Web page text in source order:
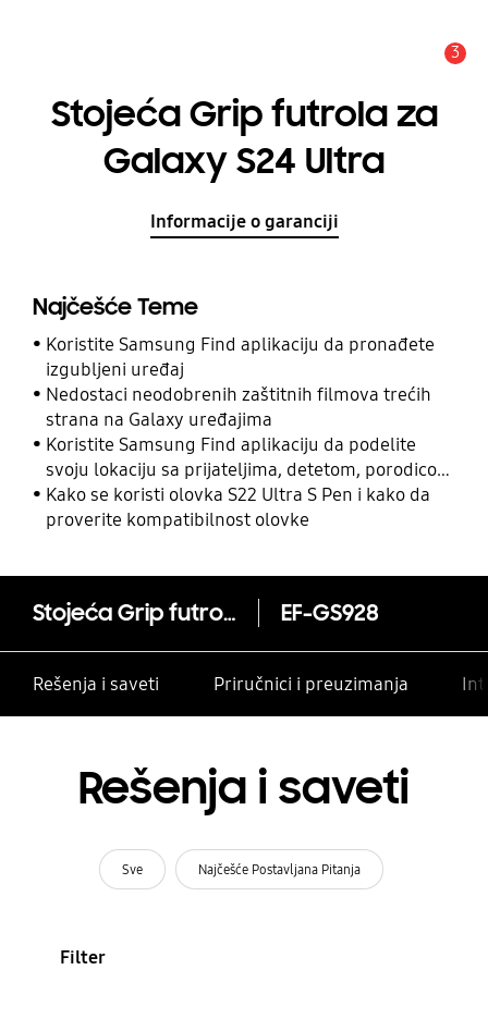
3
Stojeća Grip futrola za
Galaxy S24 Ultra
Informacije o garanciji
Najčešće Teme
Koristite Samsung Find aplikaciju da pronađete
izgubljeni uređaj
Nedostaci neodobrenih zaštitnih filmova trećih
strana na Galaxy uređajima
Koristite Samsung Find aplikaciju da podelite
svoju lokaciju sa prijateljima, detetom, porodicom
i drugim kontaktima
Kako se koristi olovka S22 Ultra S Pen i kako da
proverite kompatibilnost olovke
Stojeća Grip futrola za Galaxy S24 Ultra EF-GS928
Rešenja i saveti Priručnici i preuzimanja
Rešenja i saveti
Sve Najčešće Postavljana Pitanja
Filter